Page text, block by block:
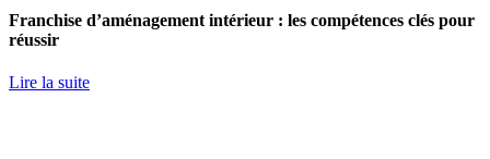
Franchise d’aménagement intérieur : les compétences clés pour
réussir
Lire la suite